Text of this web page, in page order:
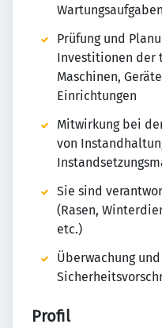
Prüfung und
Investitionen der
Maschinen,
Einrichtungen
Mitwirkung bei
von
Sie sind
(Rasen,
etc.)
Überwachung
Profil